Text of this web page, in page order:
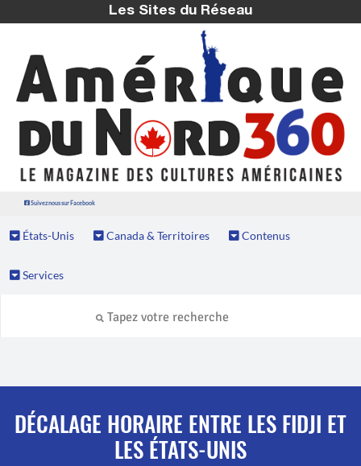
Les Sites du Réseau
Suivez nous sur Facebook
États-Unis Canada & Territoires Contenus
Services
DÉCALAGE HORAIRE ENTRE LES FIDJI ET
LES ÉTATS-UNIS